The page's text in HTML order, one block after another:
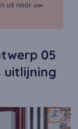
uit naar uw
05
uitlijning